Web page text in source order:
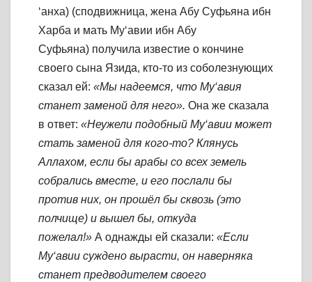
‘анха) (сподвижница, жена Абу Суфьяна ибн
Харба и мать Му‘авии ибн Абу
Суфьяна) получила известие о кончине
своего сына Язида, кто-то из соболезнующих
сказал ей: «Мы надеемся, что Му‘авия
станет заменой для него». Она же сказала
в ответ: «Неужели подобный Му‘авии может
стать заменой для кого-то? Клянусь
Аллахом, если бы арабы со всех земель
собрались вместе, и его послали бы
против них, он прошёл бы сквозь (это
полчище) и вышел бы, откуда
пожелал!» А однажды ей сказали: «Если
Му‘авии суждено вырасти, он наверняка
станет предводителем своего